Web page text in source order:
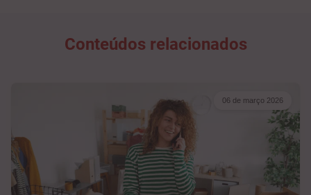
Conteúdos relacionados
06 de março 2026